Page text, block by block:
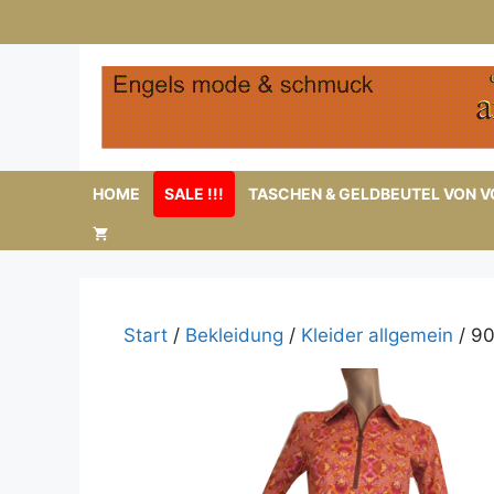
Inhalt
HOME SALE !!! TASCHEN & GELDBEUTEL VON
Start / Bekleidung / Kleider allgemein /